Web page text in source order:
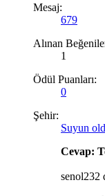
Mesaj:
679
Alınan
1
Ödül Puanları:
0
Şehir:
Suyun
Cevap:
senol232